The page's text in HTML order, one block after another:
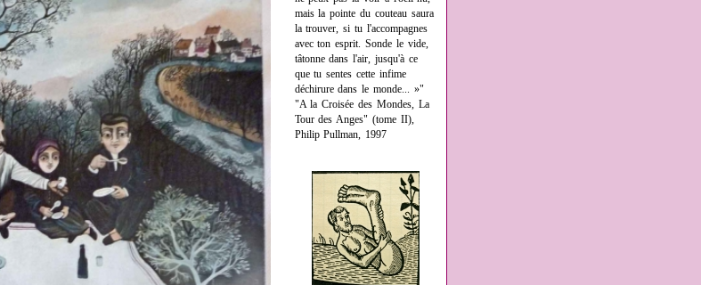
mais la pointe du couteau saura
la trouver, si tu l'accompagnes
avec ton esprit. Sonde le vide,
tâtonne dans l'air, jusqu'à ce
que tu sentes cette infime
déchirure dans le monde... »"
"A la Croisée des Mondes, La
Tour des Anges" (tome II),
Philip Pullman, 1997